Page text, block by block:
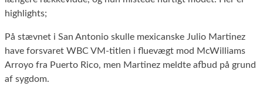
highlights;
På stævnet i San Antonio skulle mexicanske Julio Martinez
have forsvaret WBC VM-titlen i fluevægt mod McWilliams
Arroyo fra Puerto Rico, men Martinez meldte afbud på grund
af sygdom.